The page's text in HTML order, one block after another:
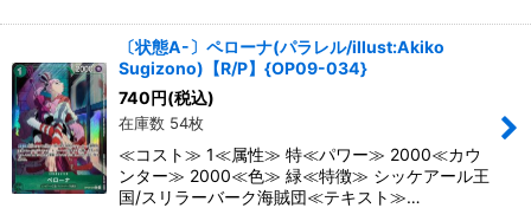
〔状態A-〕ペローナ(パラレル/illust:Akiko
Sugizono)【R/P】{OP09-034}
740円(税込)
在庫数 54枚
≪コスト≫ 1≪属性≫ 特≪パワー≫ 2000≪カウ
ンター≫ 2000≪色≫ 緑≪特徴≫ シッケアール王
国/スリラーバーク海賊団≪テキスト≫…